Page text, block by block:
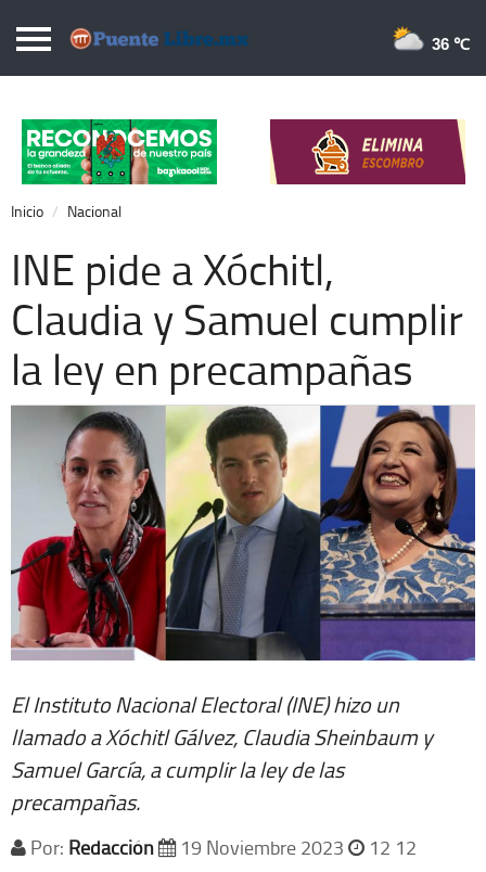
Puentelibre.mx
Local
Nacional
Opinión
Cronos
Economía
Espectáculos
36 ℃
Inicio Nacional
INE pide a Xóchitl,
Claudia y Samuel cumplir
la ley en precampañas
El Instituto Nacional Electoral (INE) hizo un
llamado a Xóchitl Gálvez, Claudia Sheinbaum y
Samuel García, a cumplir la ley de las
precampañas.
Por: Redacción 19 Noviembre 2023 12 12